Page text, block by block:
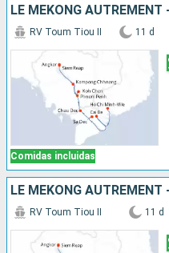
Comidas incluidas
RV Toum Tiou II 11 d
RV Toum Tiou II 11 d